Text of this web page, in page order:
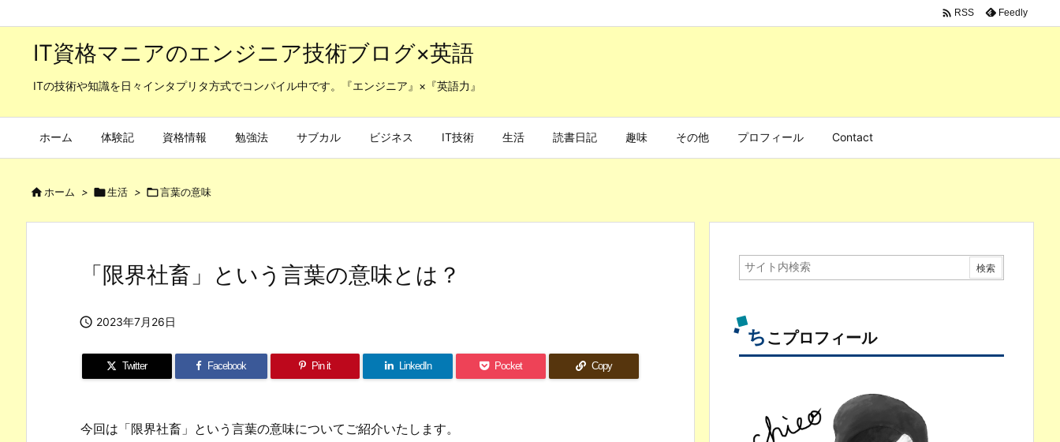
IT資格マニアのエンジニア技術ブログ×英語
ITの技術や知識を日々インタプリタ方式でコンパイル中です。『エンジニア』×『英語力』
ホーム 体験記 資格情報 勉強法 サブカル ビジネス IT技術 生活 読書日記 趣味 その他 プロフィール Contact
 RSS Feedly
ホーム > 生活 > 言葉の意味
「限界社畜」という言葉の意味とは？
 2023年7月26日
Twitter Facebook Pin it LinkedIn Pocket Copy
今回は「限界社畜」という言葉の意味についてご紹介いたします。
ち こプロフィール